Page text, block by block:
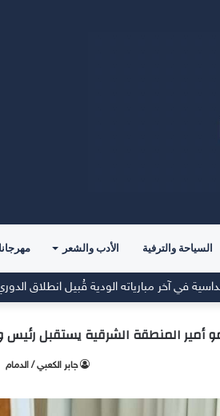
السياحة والترفية الأدب والشعر
جديدًا للفريق الأول
أمير المنطقة الشرقية يستقبل رئيس
جابر الكعبي / الدمام